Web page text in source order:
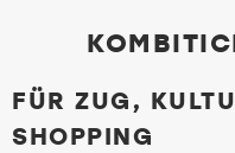
FÜR ZUG,
SHOPPING